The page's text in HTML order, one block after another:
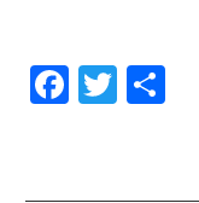
F
a
T
w